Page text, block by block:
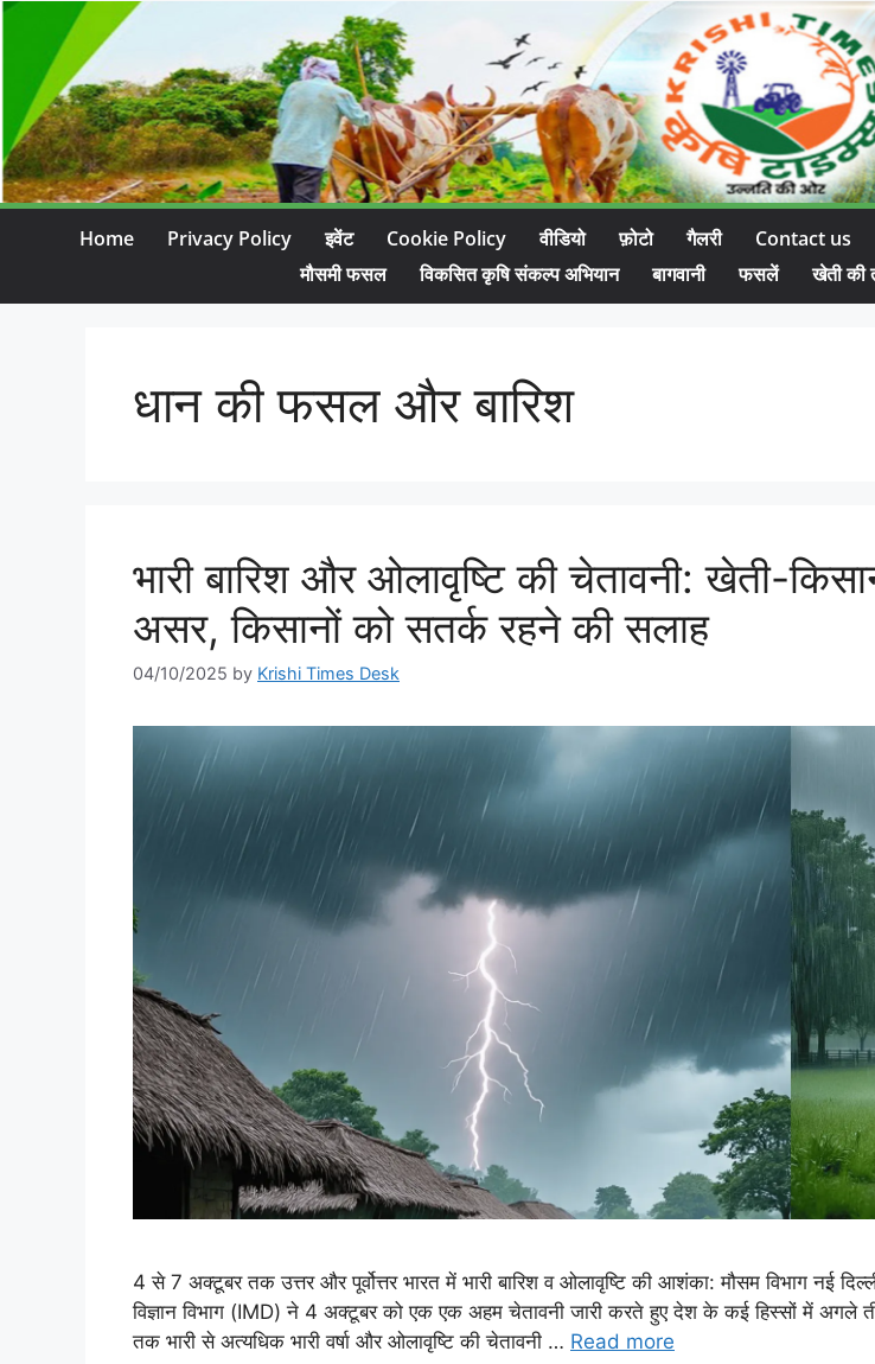
Home Privacy Policy इवेंट Cookie Policy वीडियो फ़ोटो गैलरी Contact us
मौसमी फसल
विकसित कृषि संकल्प अभियान बागवानी फसलें खेती की
धान की फसल और बारिश
भारी बारिश और ओलावृष्टि की चेतावनी: खेती-
असर, किसानों को सतर्क रहने की सलाह
04/10/2025 by Krishi Times Desk
4 से 7 अक्टूबर तक उत्तर और पूर्वोत्तर भारत में भारी बारिश व ओलावृष्टि की आशंका: मौसम विभाग नई
विज्ञान विभाग (IMD) ने 4 अक्टूबर को एक एक अहम चेतावनी जारी करते हुए देश के कई हिस्सों में अगले
तक भारी से अत्यधिक भारी वर्षा और ओलावृष्टि की चेतावनी … Read more